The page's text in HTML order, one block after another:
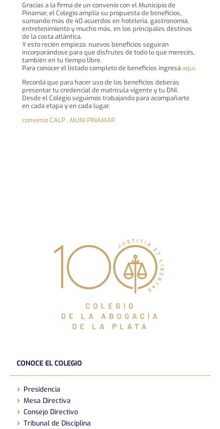
Gracias a la firma de un convenio con el Municipio de
Pinamar, el Colegio amplía su propuesta de beneficios,
sumando más de 40 acuerdos en hotelería, gastronomía,
entretenimiento y mucho más, en los principales destinos
de la costa atlántica.
Y esto recién empieza: nuevos beneficios seguirán
incorporándose para que disfrutes de todo lo que merecés,
también en tu tiempo libre.
Para conocer el listado completo de beneficios ingresáaquí.
Recordá que para hacer uso de los beneficios deberás
presentar tu credencial de matrícula vigente y tu DNI.
Desde el Colegio seguimos trabajando para acompañarte
en cada etapa y en cada lugar.
convenio CALP . MUNI PINAMAR
CONOCE EL COLEGIO
Presidencia
Mesa Directiva
Consejo Directivo
Tribunal de Disciplina